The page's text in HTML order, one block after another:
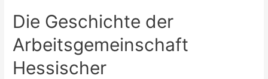
Die Geschichte der
Arbeitsgemeinschaft
Hessischer